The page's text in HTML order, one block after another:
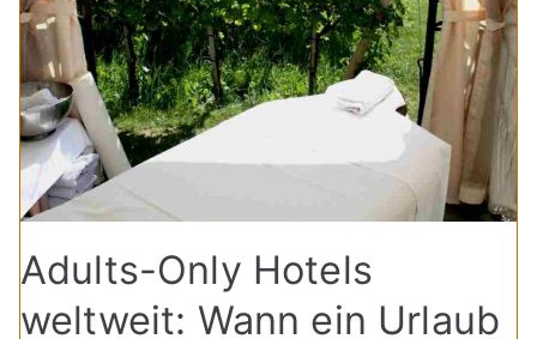
Adults-Only Hotels
weltweit: Wann ein Urlaub